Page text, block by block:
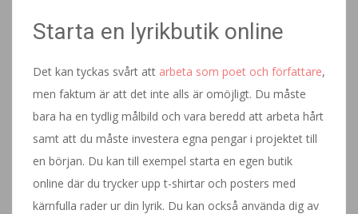
Starta en lyrikbutik online
Det kan tyckas svårt att arbeta som poet och författare,
men faktum är att det inte alls är omöjligt. Du måste
bara ha en tydlig målbild och vara beredd att arbeta hårt
samt att du måste investera egna pengar i projektet till
en början. Du kan till exempel starta en egen butik
online där du trycker upp t-shirtar och posters med
kärnfulla rader ur din lyrik. Du kan också använda dig av